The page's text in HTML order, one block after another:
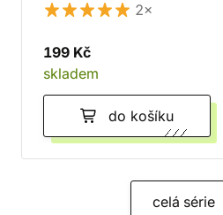
2×
199 Kč
skladem
do košíku
celá série